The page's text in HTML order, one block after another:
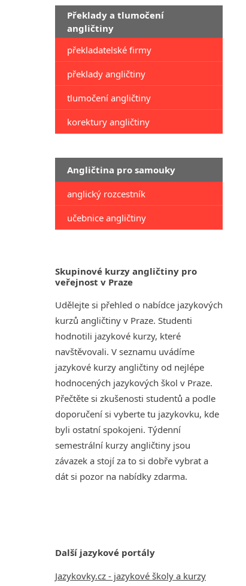
Překlady a tlumočení
angličtiny
překladatelské firmy
překlady angličtiny
tlumočení angličtiny
korektury angličtiny
Angličtina pro samouky
anglický rozcestník
učebnice angličtiny
Skupinové kurzy angličtiny pro
veřejnost v Praze
Udělejte si přehled o nabídce jazykových
kurzů angličtiny v Praze. Studenti
hodnotili jazykové kurzy, které
navštěvovali. V seznamu uvádíme
jazykové kurzy angličtiny od nejlépe
hodnocených jazykových škol v Praze.
Přečtěte si zkušenosti studentů a podle
doporučení si vyberte tu jazykovku, kde
byli ostatní spokojeni. Týdenní
semestrální kurzy angličtiny jsou
závazek a stojí za to si dobře vybrat a
dát si pozor na nabídky zdarma.
Další jazykové portály
Jazykovky.cz - jazykové školy a kurzy